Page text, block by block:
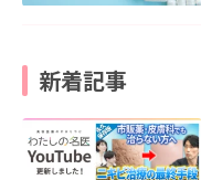
新着記事